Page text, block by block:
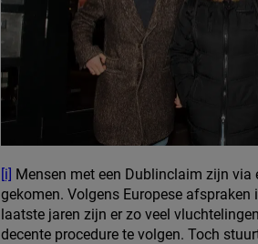
[i] Mensen met een Dublinclaim zijn via
gekomen. Volgens Europese
laatste jaren zijn er zo veel
decente procedure te volgen. Toch